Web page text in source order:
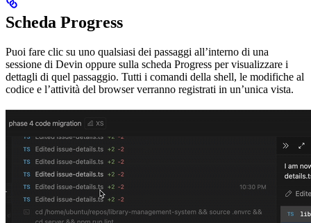
Scheda Progress
Puoi fare clic su uno qualsiasi dei passaggi all’interno di una
sessione di Devin oppure sulla scheda Progress per visualizzare i
dettagli di quel passaggio. Tutti i comandi della shell, le modifiche al
codice e l’attività del browser verranno registrati in un’unica vista.